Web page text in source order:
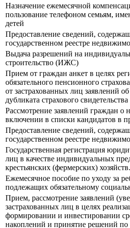
Назначение ежемесячной
пользование телефоном семьям,
детей
Предоставление сведений,
государственном реестре
Выдача разрешений на
строительство (ИЖС)
Прием от граждан анкет в целях
обязательного пенсионного
от застрахованных лиц заявлений
дубликата страхового свидетельства
Рассмотрение заявлений граждан о
включении в списки кандидатов в
Предоставление сведений,
государственном реестре
Государственная регистрация
лиц в качестве индивидуальных
крестьянских (фермерских) хозяйств.
Ежемесячное пособие по уходу за
подлежащих обязательному
Прием, рассмотрение заявлений
застрахованных лиц в целях
формировании и инвестировании
накоплений и принятие решений